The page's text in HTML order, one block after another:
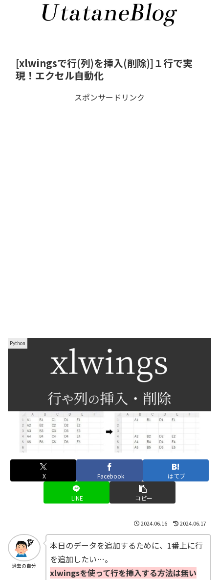
[xlwingsで行(列)を挿入(削除)]１行で実
現！エクセル自動化
スポンサードリンク
Python
X Facebook はてブ
LINE コピー
2024.06.16 2024.06.17
過去の自分
本日のデータを追加するために、1番上に行
を追加したい…。
xlwingsを使って行を挿入する方法は無い